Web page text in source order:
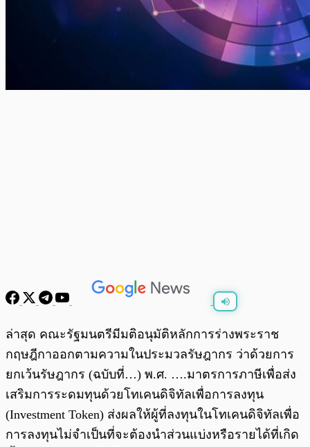
พร้อมเล่น
ล่าสุด คณะรัฐมนตรีมีมติอนุมัติหลักการร่างพระราช
กฤษฎีกาออกตามความในประมวลรัษฎากร ว่าด้วยการ
ยกเว้นรัษฎากร (ฉบับที่…) พ.ศ. ….มาตรการภาษีเพื่อส่ง
เสริมการระดมทุนด้วยโทเคนดิจิทัลเพื่อการลงทุน
(Investment Token) ส่งผลให้ผู้ที่ลงทุนในโทเคนดิจิทัลเพื่อ
การลงทุนไม่จำเป็นที่จะต้องนำส่วนแบ่งหรือรายได้ที่เกิด